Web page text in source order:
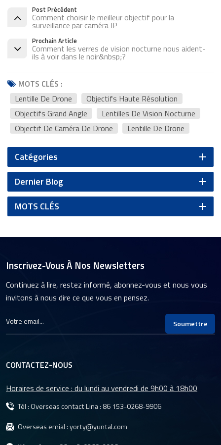
Post Précédent
Comment choisir le meilleur objectif pour la
surveillance par caméra IP
Prochain Article
Comment les verres de vision nocturne nous aident-
ils à voir dans le noir&nbsp;?
MOTS CLÉS :
Lentille De Drone
Objectifs Haute Résolution
Objectifs Grand Angle
Lentilles De Vision Nocturne
Objectif De Caméra De Drone
Lentille De Drone
Catégories
Dernier Blog
MOTS CLÉS
Inscrivez-Vous À Nos Newsletters
Continuez à lire, restez informé, abonnez-vous et nous vous
invitons à nous dire ce que vous en pensez.
Soumettre
CONTACTEZ-NOUS
Horaires de service : du lundi au vendredi de 9h00 à 18h00
Tél : Overseas contact Lina :86 153-0268-9906
Overseas emial :yorty@yuntal.com